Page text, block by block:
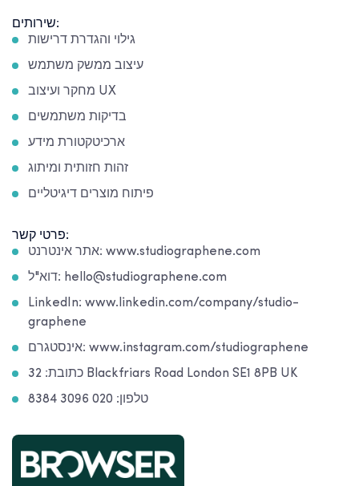
שירותים:
גילוי והגדרת דרישות
עיצוב ממשק משתמש
מחקר ועיצוב UX
בדיקות משתמשים
ארכיטקטורת מידע
זהות חזותית ומיתוג
פיתוח מוצרים דיגיטליים
פרטי קשר:
אתר אינטרנט: www.studiographene.com
דוא"ל: hello@studiographene.com
LinkedIn: www.linkedin.com/company/studio-
graphene
אינסטגרם: www.instagram.com/studiographene
כתובת: 32 Blackfriars Road London SE1 8PB UK
טלפון: 020 3096 8384